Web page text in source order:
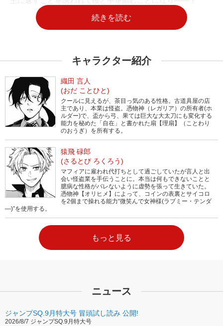
続きを読む
キャラクター紹介
織田 言人
(おだ ことひと)
クールに見えるが、茶目っ気のある性格。古道具屋の店
主であり、本業は怪盗。憑物神（レガリア）の所有者(ホ
ルダー)で、盃から弓、果ては巨大な大太刀にも変化する
能力を秘めた「自在」と書かれた扇【理扇】（ことわり
のおうぎ）を所有する。
猿飛 碌郎
(さるとび ろくろう)
マフィアに雇われ代打ちとして過ごしていたが言人と出
会い怪盗業を手伝うことに。本当は何もできないことと
臆病な性格がバレないように虚勢を張って生きていた。
憑物神【オリヒメ】によって、コインの表裏とサイコロ
を2個まで操れる能力“微笑んで女神様(ラブミー・テンダ
―)”を使用する。
もっと見る
ニュース
ジャンプSQ.9月特大号 冒頭試し読み 公開!
2026/8/7 ジャンプSQ.9月特大号